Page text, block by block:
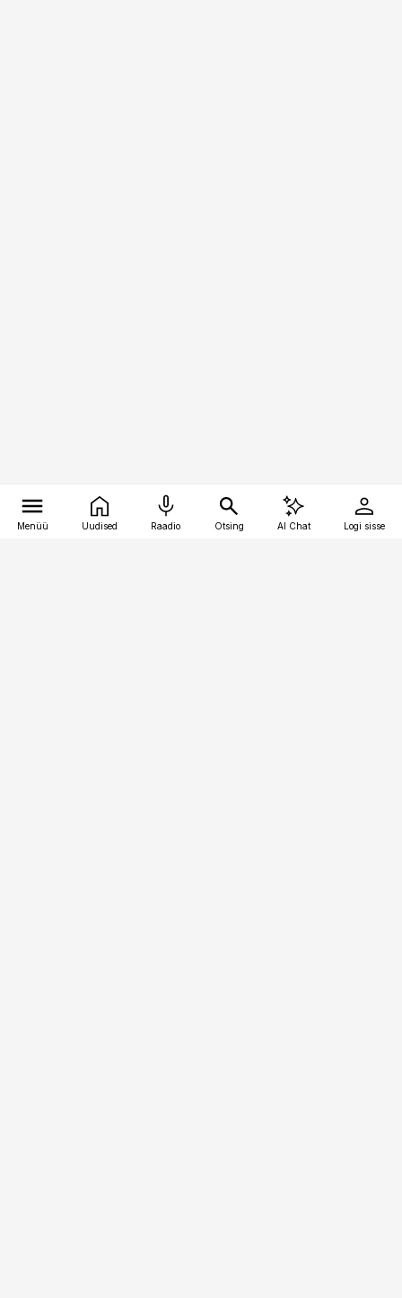
Menüü Uudised Raadio Otsing AI Chat Logi sisse